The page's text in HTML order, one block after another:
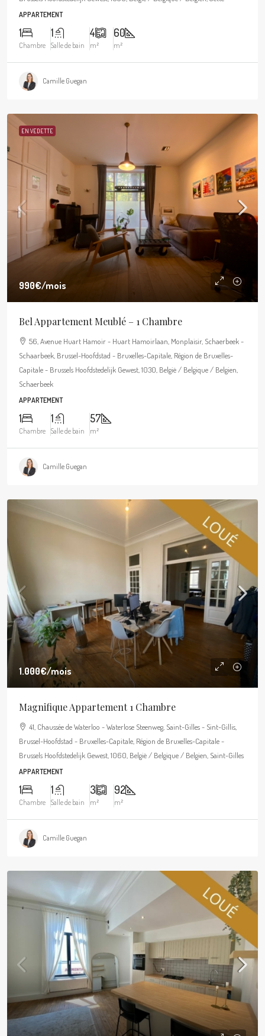
APPARTEMENT
1
Chambre
1
Salle de bain
4
m²
60
m²
Camille Guegan
EN VEDETTE
990€/mois
Bel Appartement Meublé – 1 Chambre
56, Avenue Huart Hamoir - Huart Hamoirlaan, Monplaisir, Schaerbeek -
Schaarbeek, Brussel-Hoofdstad - Bruxelles-Capitale, Région de Bruxelles-
Capitale - Brussels Hoofdstedelijk Gewest, 1030, België / Belgique / Belgien,
Schaerbeek
APPARTEMENT
1
Chambre
1
Salle de bain
57
m²
Camille Guegan
1.000€/mois
Magnifique Appartement 1 Chambre
41, Chaussée de Waterloo - Waterlose Steenweg, Saint-Gilles - Sint-Gillis,
Brussel-Hoofdstad - Bruxelles-Capitale, Région de Bruxelles-Capitale -
Brussels Hoofdstedelijk Gewest, 1060, België / Belgique / Belgien, Saint-Gilles
APPARTEMENT
1
Chambre
1
Salle de bain
3
m²
92
m²
Camille Guegan